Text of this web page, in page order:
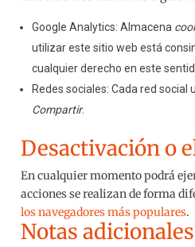
Google Analytics: Almacena
utilizar este sitio web está
cualquier derecho en este
Redes sociales: Cada red social
Compartir.
Desactivación o
En cualquier momento podrá
acciones se realizan de forma
los navegadores más populares.
Notas adicionales